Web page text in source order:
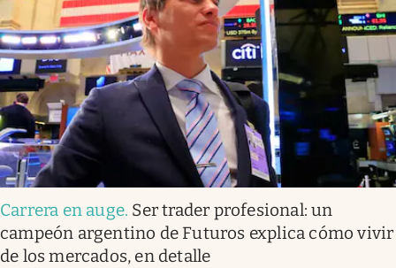
Infotechnology
Clase
Clima
Mundial 2026
Eventos Corporativos
El Cronista Studio
Mediakit
abre en nueva pestaña
Argentina
Carrera en auge. Ser trader profesional: un
campeón argentino de Futuros explica cómo vivir
de los mercados, en detalle